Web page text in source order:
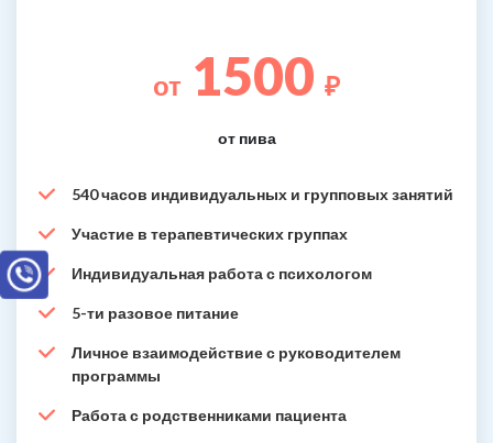
от 1500 ₽
от пива
540 часов индивидуальных и групповых занятий
Участие в терапевтических группах
Индивидуальная работа с психологом
5-ти разовое питание
Личное взаимодействие с руководителем
программы
Работа с родственниками пациента